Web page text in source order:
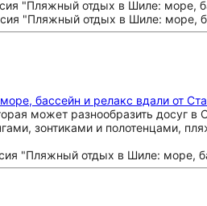
бассейн и релакс вдали от
может разнообразить досуг
зонтиками и полотенцами,